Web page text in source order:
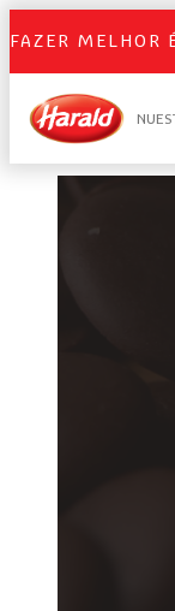
FAZER MELHOR